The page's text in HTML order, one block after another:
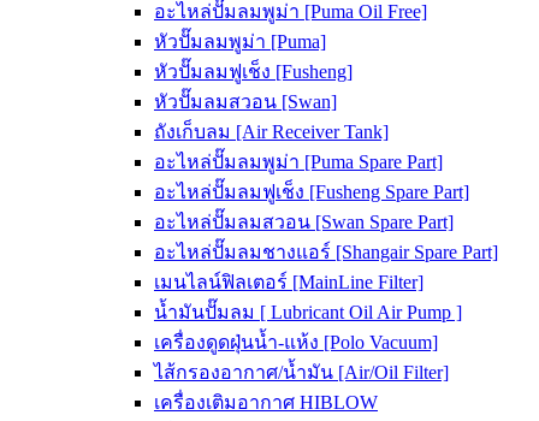
อะไหล่ปั๊มลมพูม่า [Puma Oil Free]
หัวปั๊มลมพูม่า [Puma]
หัวปั๊มลมฟูเช็ง [Fusheng]
หัวปั๊มลมสวอน [Swan]
ถังเก็บลม [Air Receiver Tank]
อะไหล่ปั๊มลมพูม่า [Puma Spare Part]
อะไหล่ปั๊มลมฟูเช็ง [Fusheng Spare Part]
อะไหล่ปั๊มลมสวอน [Swan Spare Part]
อะไหล่ปั๊มลมชางแอร์ [Shangair Spare Part]
เมนไลน์ฟิลเตอร์ [MainLine Filter]
น้ำมันปั๊มลม [ Lubricant Oil Air Pump ]
เครื่องดูดฝุ่นน้ำ-แห้ง [Polo Vacuum]
ไส้กรองอากาศ/น้ำมัน [Air/Oil Filter]
เครื่องเติมอากาศ HIBLOW